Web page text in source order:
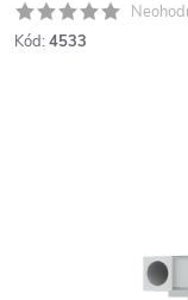
Kód: 4533